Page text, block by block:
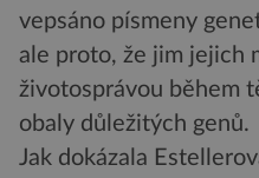
vepsáno písmeny
ale proto, že jim jejich
životosprávou během
obaly důležitých genů.
Jak dokázala